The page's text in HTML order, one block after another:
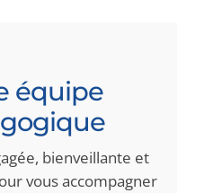
équipe
bienveillante et
vous accompagner